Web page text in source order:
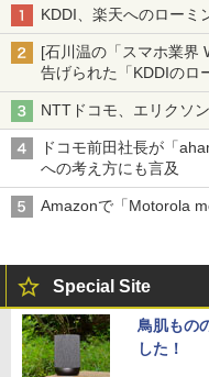
KDDI、楽天へのローミ
[石川温の「スマホ業界
告げられた「KDDIのロ
穴と楽天モバイルの課題
NTTドコモ、エリクソ
ドコモ前田社長が「
への考え方にも言及
Amazonで「Motorola
Special Site
鳥肌もの
した！